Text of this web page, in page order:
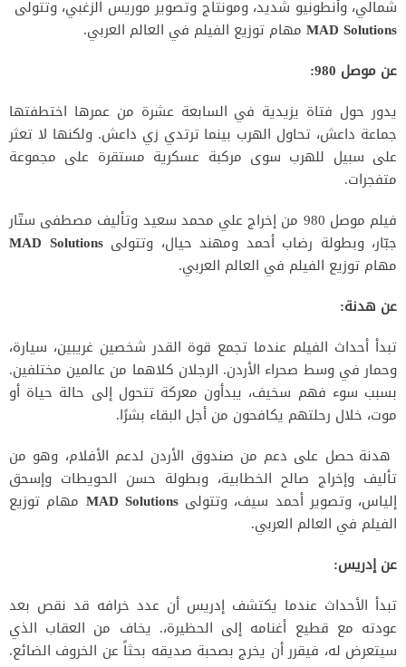
شمالي، وأنطونيو شديد، ومونتاج وتصوير موريس الزغبي، وتتولى
MAD Solutions مهام توزيع الفيلم في العالم العربي.
عن موصل 980:
يدور حول فتاة يزيدية في السابعة عشرة من عمرها اختطفتها
جماعة داعش، تحاول الهرب بينما ترتدي زي داعش. ولكنها لا تعثر
على سبيل للهرب سوى مركبة عسكرية مستقرة على مجموعة
متفجرات.
فيلم موصل 980 من إخراج علي محمد سعيد وتأليف مصطفى ستّار
جبّار، وبطولة رضاب أحمد ومهند حيال، وتتولىMAD Solutions
مهام توزيع الفيلم في العالم العربي.
عن هدنة:
تبدأ أحداث الفيلم عندما تجمع قوة القدر شخصين غريبين، سيارة،
وحمار في وسط صحراء الأردن. الرجلان كلاهما من عالمين مختلفين.
بسبب سوء فهم سخيف، يبدأون معركة تتحول إلى حالة حياة أو
موت، خلال رحلتهم يكافحون من أجل البقاء بشرًا.
هدنة حصل على دعم من صندوق الأردن لدعم الأفلام، وهو من
تأليف وإخراج صالح الخطابية، وبطولة حسن الحويطات وإسحق
إلياس، وتصوير أحمد سيف، وتتولىMAD Solutions مهام توزيع
الفيلم في العالم العربي.
عن إدريس:
تبدأ الأحداث عندما يكتشف إدريس أن عدد خرافه قد نقص بعد
عودته مع قطيع أغنامه إلى الحظيرة،. يخاف من العقاب الذي
سيتعرض له، فيقرر أن يخرج بصحبة صديقه بحثاً عن الخروف الضائع.